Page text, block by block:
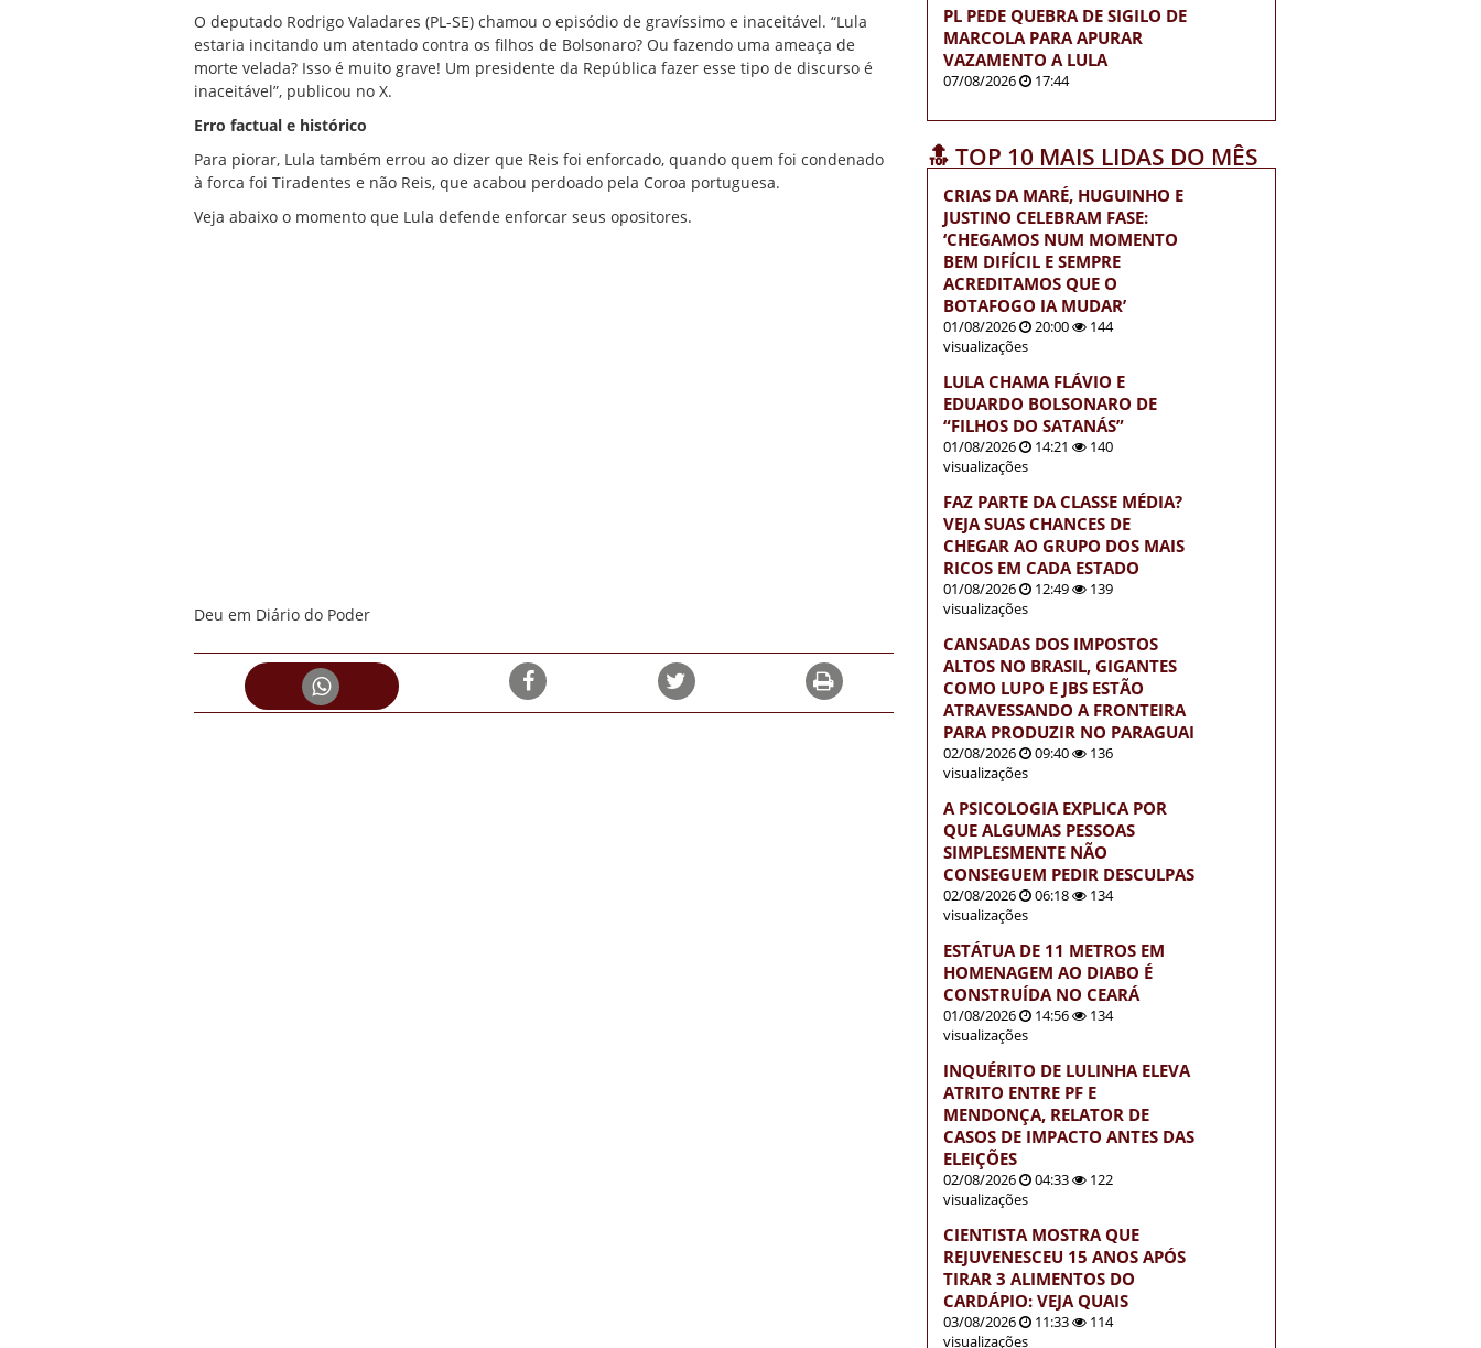
O deputado Rodrigo Valadares (PL-SE) chamou o episódio de gravíssimo e inaceitável. “Lula
estaria incitando um atentado contra os filhos de Bolsonaro? Ou fazendo uma ameaça de
morte velada? Isso é muito grave! Um presidente da República fazer esse tipo de discurso é
inaceitável”, publicou no X.
Erro factual e histórico
Para piorar, Lula também errou ao dizer que Reis foi enforcado, quando quem foi condenado
à forca foi Tiradentes e não Reis, que acabou perdoado pela Coroa portuguesa.
Veja abaixo o momento que Lula defende enforcar seus opositores.
Deu em Diário do Poder
PL PEDE QUEBRA DE SIGILO DE
MARCOLA PARA APURAR
VAZAMENTO A LULA
07/08/2026 17:44
🔝 TOP 10 MAIS LIDAS DO MÊS
CRIAS DA MARÉ, HUGUINHO E
JUSTINO CELEBRAM FASE:
‘CHEGAMOS NUM MOMENTO
BEM DIFÍCIL E SEMPRE
ACREDITAMOS QUE O
BOTAFOGO IA MUDAR’
01/08/2026 20:00
144
visualizações
LULA CHAMA FLÁVIO E
EDUARDO BOLSONARO DE
“FILHOS DO SATANÁS”
01/08/2026 14:21
140
visualizações
FAZ PARTE DA CLASSE MÉDIA?
VEJA SUAS CHANCES DE
CHEGAR AO GRUPO DOS MAIS
RICOS EM CADA ESTADO
01/08/2026 12:49
139
visualizações
CANSADAS DOS IMPOSTOS
ALTOS NO BRASIL, GIGANTES
COMO LUPO E JBS ESTÃO
ATRAVESSANDO A FRONTEIRA
PARA PRODUZIR NO PARAGUAI
02/08/2026 09:40
136
visualizações
A PSICOLOGIA EXPLICA POR
QUE ALGUMAS PESSOAS
SIMPLESMENTE NÃO
CONSEGUEM PEDIR DESCULPAS
02/08/2026 06:18
134
visualizações
ESTÁTUA DE 11 METROS EM
HOMENAGEM AO DIABO É
CONSTRUÍDA NO CEARÁ
01/08/2026 14:56
134
visualizações
INQUÉRITO DE LULINHA ELEVA
ATRITO ENTRE PF E
MENDONÇA, RELATOR DE
CASOS DE IMPACTO ANTES DAS
ELEIÇÕES
02/08/2026 04:33
122
visualizações
CIENTISTA MOSTRA QUE
REJUVENESCEU 15 ANOS APÓS
TIRAR 3 ALIMENTOS DO
CARDÁPIO: VEJA QUAIS
03/08/2026 11:33
114
visualizações